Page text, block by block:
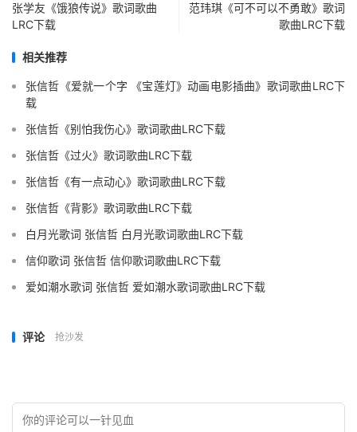
张学友《饿狼传说》歌词歌曲
LRC下载
范玮琪《可不可以不勇敢》歌词
歌曲LRC下载
相关推荐
张信哲《爱就一个字 《宝莲灯》动画电影插曲》歌词歌曲LRC下
载
张信哲《别怕我伤心》歌词歌曲LRC下载
张信哲《过火》歌词歌曲LRC下载
张信哲《有一点动心》歌词歌曲LRC下载
张信哲《背影》歌词歌曲LRC下载
白月光歌词 张信哲 白月光歌词歌曲LRC下载
信仰歌词 张信哲 信仰歌词歌曲LRC下载
爱如潮水歌词 张信哲 爱如潮水歌词歌曲LRC下载
评论 抢沙发